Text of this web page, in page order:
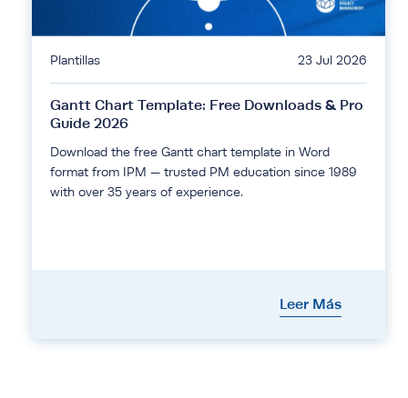
Plantillas 23 Jul 2026
Gantt Chart Template: Free Downloads & Pro
Guide 2026
Download the free Gantt chart template in Word
format from IPM — trusted PM education since 1989
with over 35 years of experience.
Leer Más